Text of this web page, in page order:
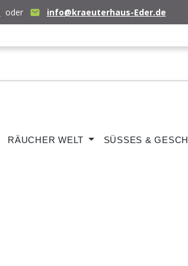
oder info@kraeuterhaus-Eder.de
RÄUCHER WELT SÜSSES &